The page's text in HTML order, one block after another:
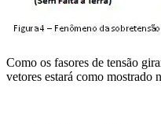
Como os fasores de tensão
vetores estará como mostrado